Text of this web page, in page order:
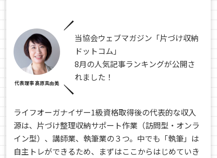
代表理事 髙原真由美
当協会ウェブマガジン「片づけ収納
ドットコム」
8月の人気記事ランキングが公開さ
れました！
ライフオーガナイザー1級資格取得後の代表的な収入
源は、片づけ整理収納サポート作業（訪問型・オンラ
イン型）、講師業、執筆業の３つ。中でも「執筆」は
自主トレができるため、まずはここからはじめていき